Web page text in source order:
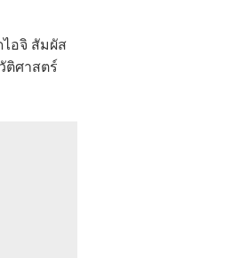
อจิ สัมผัส
ติศาสตร์